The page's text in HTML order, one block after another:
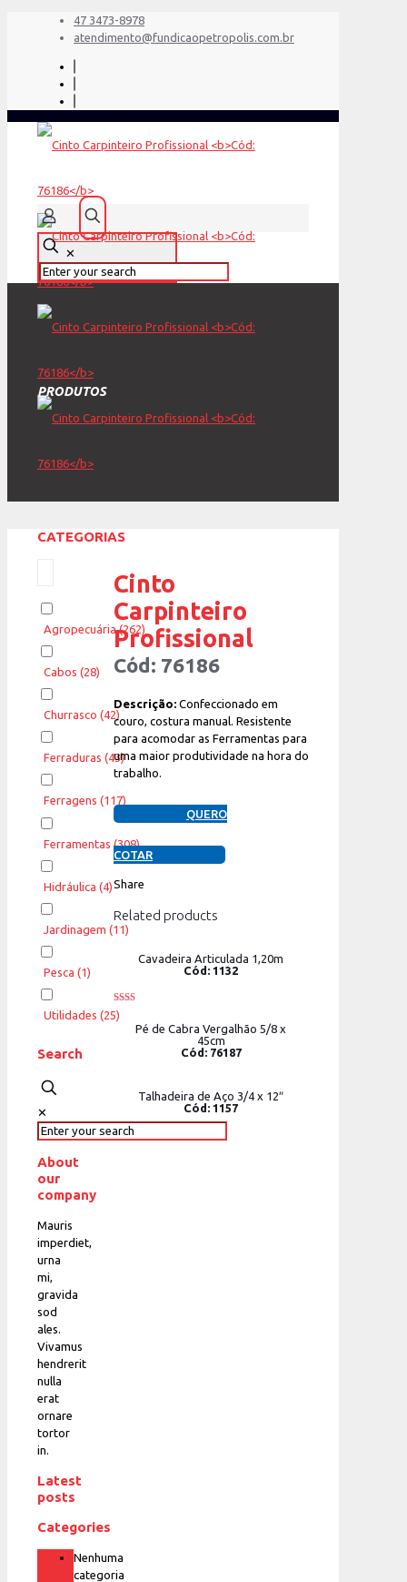
47 3473-8978
atendimento@fundicaopetropolis.com.br
✕
PRODUTOS
Cinto
Carpinteiro
Profissional
Cód: 76186
Descrição:Confeccionado em
couro, costura manual. Resistente
para acomodar as Ferramentas para
uma maior produtividade na hora do
trabalho.
QUERO
COTAR
Share
Related products
Cavadeira Articulada 1,20m
Cód: 1132
Rated
2.00
Pé de Cabra Vergalhão 5/8 x
45cm
Cód: 76187
Talhadeira de Aço 3/4 x 12″
Cód: 1157
CATEGORIAS
Agropecuária (262)
Cabos (28)
Churrasco (42)
Ferraduras (43)
Ferragens (117)
Ferramentas (308)
Hidráulica (4)
Jardinagem (11)
Pesca (1)
Utilidades (25)
Search
✕
About
our
company
Mauris
imperdiet,
urna
mi,
gravida
sod
ales.
Vivamus
hendrerit
nulla
erat
ornare
tortor
in.
Latest
posts
Categories
Nenhuma
categoria